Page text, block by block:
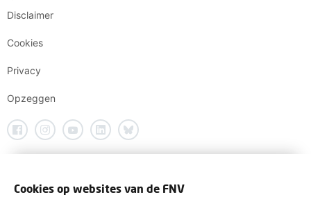
Disclaimer
Cookies
Privacy
Opzeggen
Cookies op websites van de FNV